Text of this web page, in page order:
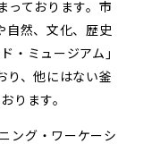
っております。市
自然、文化、歴史
・ミュージアム」
り、他にはない釜
ります。
ング・ワーケーシ